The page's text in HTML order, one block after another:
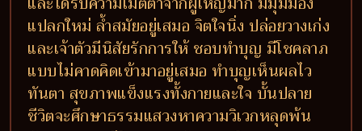
แปลกใหม่ ล้ำสมัยอยู่เสมอ จิตใจนิ่ง ปล่อยวางเก่ง
และเจ้าตัวมีนิสัยรักการให้ ชอบทำบุญ มีโชคลาภ
แบบไม่คาดคิดเข้ามาอยู่เสมอ ทำบุญเห็นผลไว
ทันตา สุขภาพแข็งแรงทั้งกายและใจ บั้นปลาย
ชีวิตจะศึกษาธรรมแสวงหาความวิเวกหลุดพ้น